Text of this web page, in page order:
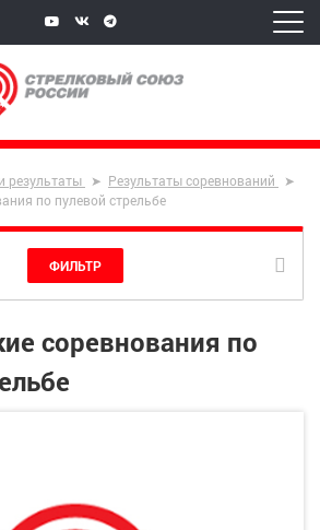
результаты
Результаты соревнований
по пулевой стрельбе
ФИЛЬТР
соревнования по